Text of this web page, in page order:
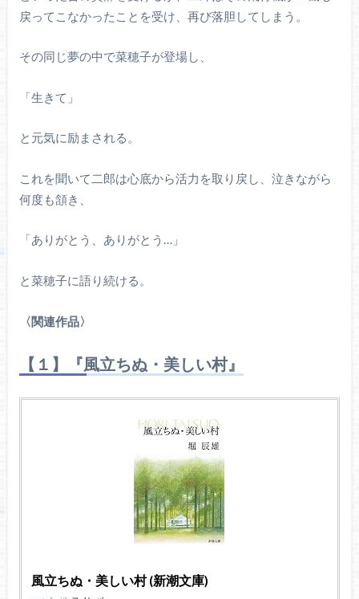
戻ってこなかったことを受け、再び落胆してしまう。
その同じ夢の中で菜穂子が登場し、
「生きて」
と元気に励まされる。
これを聞いて二郎は心底から活力を取り戻し、泣きながら
何度も頷き、
「ありがとう、ありがとう…」
と菜穂子に語り続ける。
〈関連作品〉
【１】『風立ちぬ・美しい村』
風立ちぬ・美しい村 (新潮文庫)